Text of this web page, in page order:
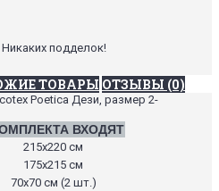
подделок!
ТОВАРЫ ОТЗЫВЫ (0)
Poetica Дези, размер 2-
ВХОДЯТ
215х220 см
175х215 см
70х70 см (2 шт.)